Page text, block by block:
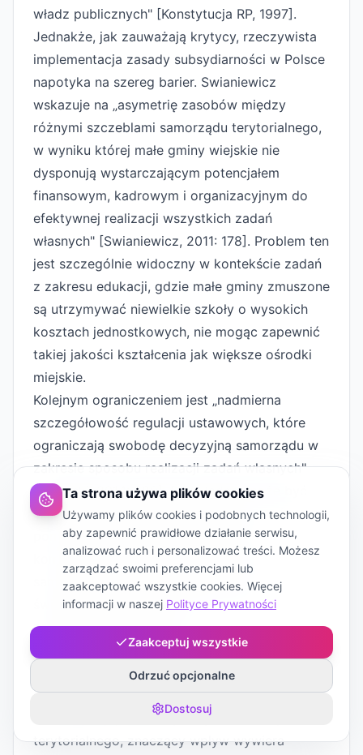
władz publicznych" [Konstytucja RP, 1997].
Jednakże, jak zauważają krytycy, rzeczywista
implementacja zasady subsydiarności w Polsce
napotyka na szereg barier. Swianiewicz
wskazuje na „asymetrię zasobów między
różnymi szczeblami samorządu terytorialnego,
w wyniku której małe gminy wiejskie nie
dysponują wystarczającym potencjałem
finansowym, kadrowym i organizacyjnym do
efektywnej realizacji wszystkich zadań
własnych" [Swianiewicz, 2011: 178]. Problem ten
jest szczególnie widoczny w kontekście zadań
z zakresu edukacji, gdzie małe gminy zmuszone
są utrzymywać niewielkie szkoły o wysokich
kosztach jednostkowych, nie mogąc zapewnić
takiej jakości kształcenia jak większe ośrodki
miejskie.
Kolejnym ograniczeniem jest „nadmierna
szczegółowość regulacji ustawowych, które
ograniczają swobodę decyzyjną samorządu w
zakresie sposobu realizacji zadań własnych"
[Izdebski, 2014: 289]. Przykładem może być
szczegółowa regulacja standardów w oświacie,
pomocy społecznej czy gospodarce
komunalnej, która de facto uniemożliwia
samorządom dostosowanie sposobu
świadczenia usług do lokalnych potrzeb i
preferencji mieszkańców.
Koncepcja New Public Management i jej wpływ
na reformy samorządowe
Od lat 80. XX wieku na kształt reform
administracji publicznej, w tym samorządu
terytorialnego, znaczący wpływ wywiera
Ta strona używa plików cookies
Używamy plików cookies i podobnych technologii,
aby zapewnić prawidłowe działanie serwisu,
analizować ruch i personalizować treści. Możesz
zarządzać swoimi preferencjami lub
zaakceptować wszystkie cookies. Więcej
informacji w naszej Polityce Prywatności
Zaakceptuj wszystkie
Odrzuć opcjonalne
Dostosuj